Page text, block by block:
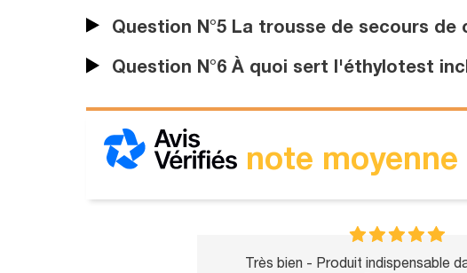
Question N°5 La trousse de secours
Question N°6 À quoi sert l'éthylotest
note moyenne
Très bien - Produit indispensable